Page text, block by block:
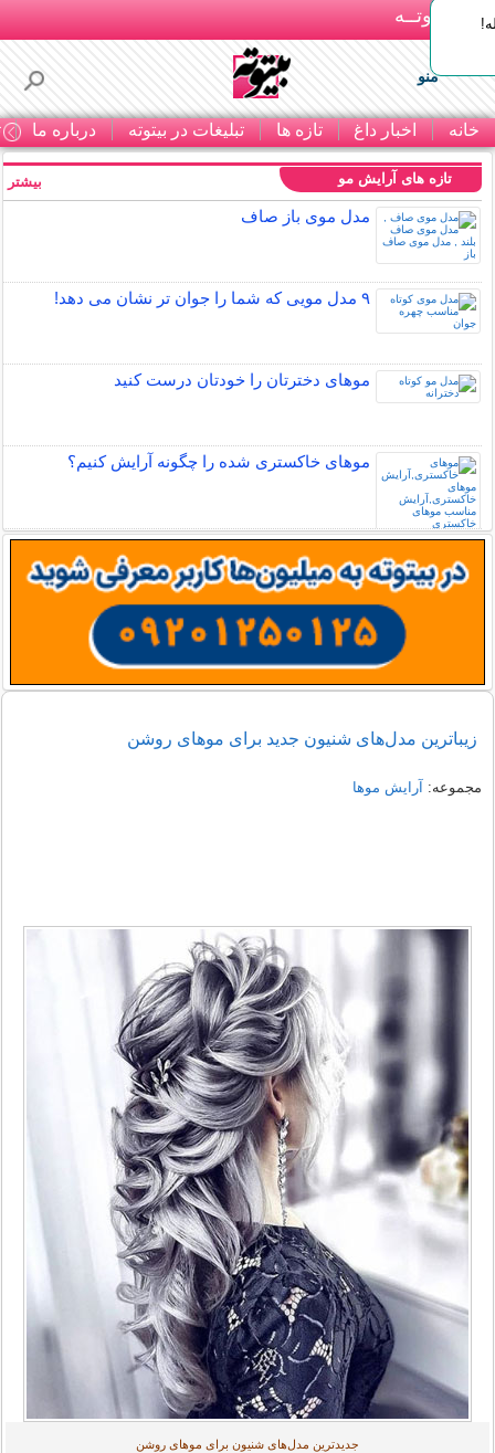
بـیتوتــه
منو
خانه اخبار داغ تازه ها تبلیغات در بیتوته درباره ما
تازه های آرایش مو
مدل موی باز صاف
۹ مدل مویی که شما را جوان تر نشان می دهد!
موهای دخترتان را خودتان درست کنید
موهای خاکستری شده را چگونه آرایش کنیم؟
بیشتر
زیباترین مدل‌های شنیون جدید برای موهای روشن
مجموعه: آرایش موها
جدیدترین مدل‌های شنیون برای موهای روشن